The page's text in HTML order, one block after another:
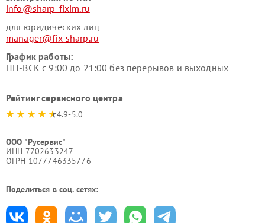
info@sharp-fixim.ru
для юридических лиц
manager@fix-sharp.ru
График работы:
ПН-ВСК с 9:00 до 21:00 без перерывов и выходных
Рейтинг сервисного центра
4.9-5.0
ООО "Русервис"
ИНН 7702633247
ОГРН 1077746335776
Поделиться в соц. сетях: